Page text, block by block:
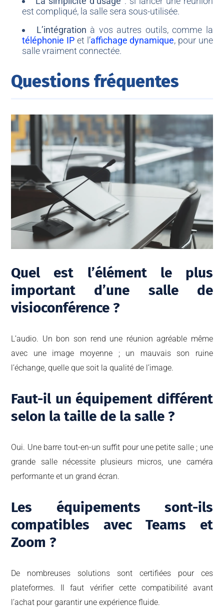
est compliqué, la salle sera sous-utilisée.
L’intégration à vos autres outils, comme la
téléphonie IP et l’affichage dynamique, pour une
salle vraiment connectée.
Questions fréquentes
Quel est l’élément le plus
important d’une salle de
visioconférence ?
L’audio. Un bon son rend une réunion agréable même
avec une image moyenne ; un mauvais son ruine
l’échange, quelle que soit la qualité de l’image.
Faut-il un équipement différent
selon la taille de la salle ?
Oui. Une barre tout-en-un suffit pour une petite salle ; une
grande salle nécessite plusieurs micros, une caméra
performante et un grand écran.
Les équipements sont-ils
compatibles avec Teams et
Zoom ?
De nombreuses solutions sont certifiées pour ces
plateformes. Il faut vérifier cette compatibilité avant
l’achat pour garantir une expérience fluide.